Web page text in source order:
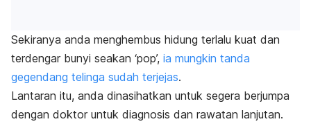
Sekiranya anda menghembus hidung terlalu kuat dan
terdengar bunyi seakan ‘pop’, ia mungkin tanda
gegendang telinga sudah terjejas.
Lantaran itu, anda dinasihatkan untuk segera berjumpa
dengan doktor untuk diagnosis dan rawatan lanjutan.